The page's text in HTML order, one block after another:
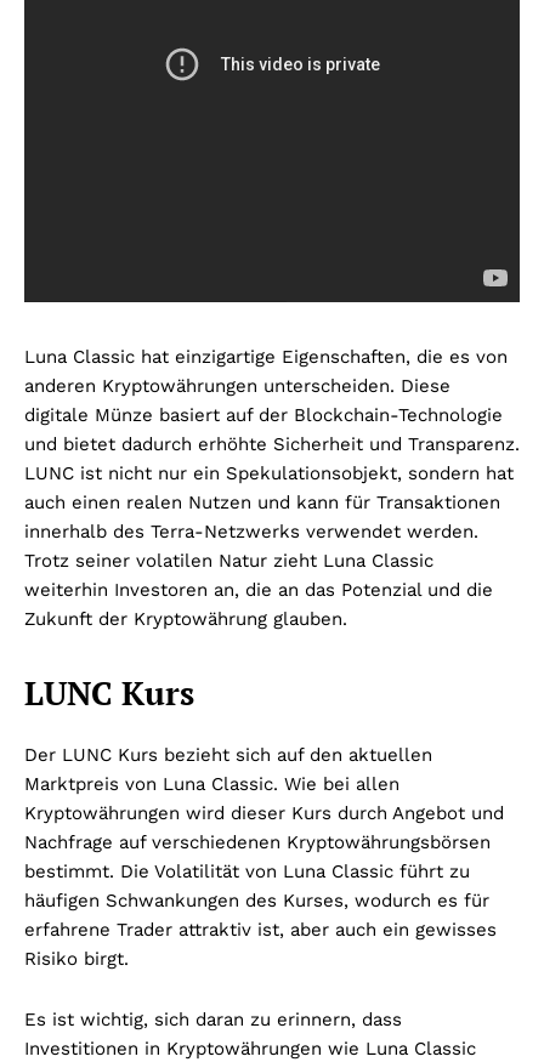
Luna Classic hat einzigartige Eigenschaften, die es von
anderen Kryptowährungen unterscheiden. Diese
digitale Münze basiert auf der Blockchain-Technologie
und bietet dadurch erhöhte Sicherheit und Transparenz.
LUNC ist nicht nur ein Spekulationsobjekt, sondern hat
auch einen realen Nutzen und kann für Transaktionen
innerhalb des Terra-Netzwerks verwendet werden.
Trotz seiner volatilen Natur zieht Luna Classic
weiterhin Investoren an, die an das Potenzial und die
Zukunft der Kryptowährung glauben.
LUNC Kurs
Der LUNC Kurs bezieht sich auf den aktuellen
Marktpreis von Luna Classic. Wie bei allen
Kryptowährungen wird dieser Kurs durch Angebot und
Nachfrage auf verschiedenen Kryptowährungsbörsen
bestimmt. Die Volatilität von Luna Classic führt zu
häufigen Schwankungen des Kurses, wodurch es für
erfahrene Trader attraktiv ist, aber auch ein gewisses
Risiko birgt.
Es ist wichtig, sich daran zu erinnern, dass
Investitionen in Kryptowährungen wie Luna Classic